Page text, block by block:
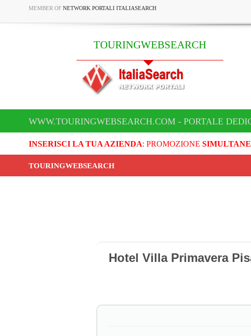
MEMBER OF NETWORK PORTALI ITALIASEARCH
TOURINGWEBSEARCH
WWW.TOURINGWEBSEARCH.COM - PORTALE
INSERISCI LA TUA AZIENDA: PROMOZIONE
TOURINGWEBSEARCH
Hotel Villa Primavera